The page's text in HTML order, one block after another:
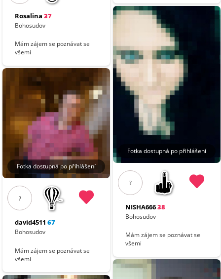
Rosalina 37
Bohosudov
Mám zájem se poznávat se
všemi
Fotka dostupná po přihlášení
?
david4511 67
Bohosudov
Mám zájem se poznávat se
všemi
Fotka dostupná po přihlášení
?
NISHA66638
Bohosudov
Mám zájem se poznávat se
všemi